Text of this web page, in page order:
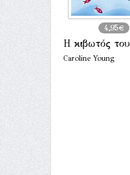
4,95€
Η κιβωτός
Caroline Young